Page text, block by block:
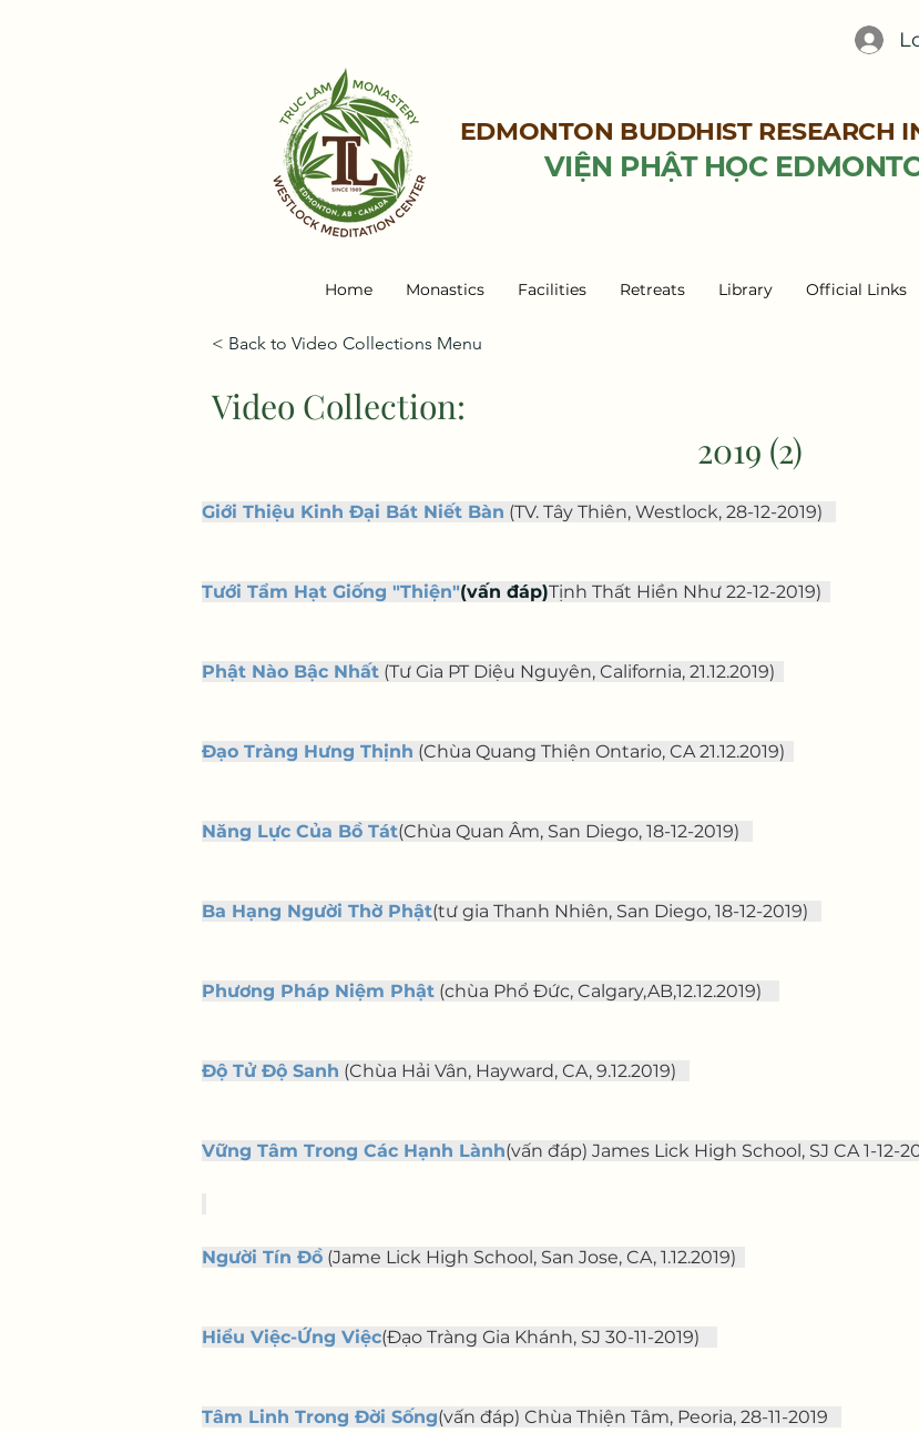
EDMONTON BUDDHIST RESEARCH
VIỆN PHẬT HỌC
Home Monastics Facilities Retreats Library Official Links
< Back to Video Collections Menu
Video Collection:
2019 (2)
Giới Thiệu Kinh Đại Bát Niết Bàn (TV. Tây Thiên, Westlock, 28-12-2019)
Tưới Tẩm Hạt Giống "Thiện"(vấn đáp)Tịnh Thất Hiền Như 22-12-2019)
Phật Nào Bậc Nhất (Tư Gia PT Diệu Nguyên, California, 21.12.2019)
Đạo Tràng Hưng Thịnh (Chùa Quang Thiện Ontario, CA 21.12.2019)
Năng Lực Của Bồ Tát(Chùa Quan Âm, San Diego, 18-12-2019)
Ba Hạng Người Thờ Phật(tư gia Thanh Nhiên, San Diego, 18-12-2019)
Phương Pháp Niệm Phật (chùa Phổ Đức, Calgary,AB,12.12.2019)
Độ Tử Độ Sanh (Chùa Hải Vân, Hayward, CA, 9.12.2019)
Vững Tâm Trong Các Hạnh Lành(vấn đáp) James Lick High School, SJ CA 1-12-
Người Tín Đồ (Jame Lick High School, San Jose, CA, 1.12.2019)
Hiểu Việc-Ứng Việc(Đạo Tràng Gia Khánh, SJ 30-11-2019)
Tâm Linh Trong Đời Sống(vấn đáp) Chùa Thiện Tâm, Peoria, 28-11-2019